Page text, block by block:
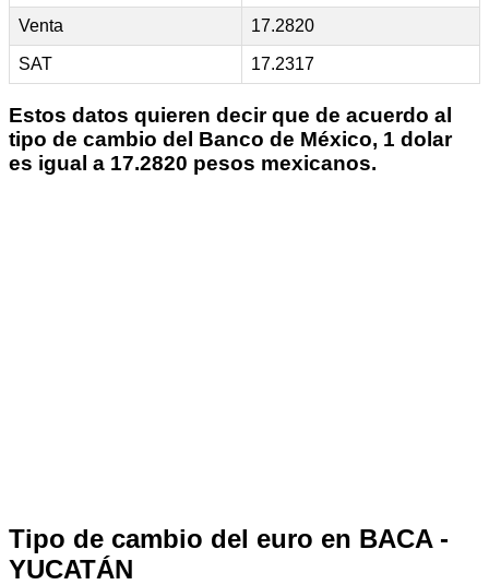
Venta 17.2820
SAT 17.2317
Estos datos quieren decir que de acuerdo al
tipo de cambio del Banco de México, 1 dolar
es igual a 17.2820 pesos mexicanos.
Tipo de cambio del euro en BACA -
YUCATÁN